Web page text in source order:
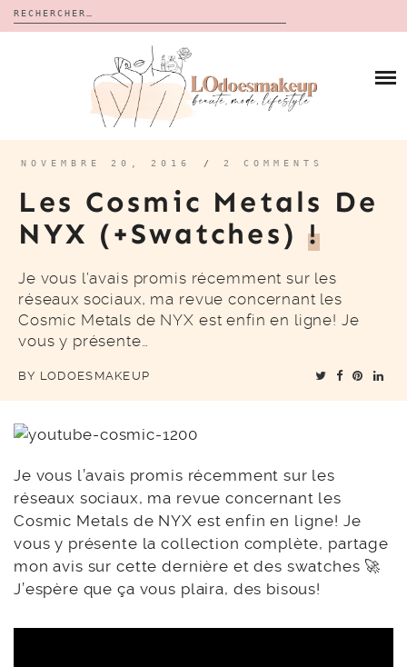
Rechercher :
CALENDRIERS DE L’AVENT
BON PLAN
À PROPOS
CONTACT
NOVEMBRE 20, 2016 / 2 COMMENTS
Les Cosmic Metals De
NYX (+swatches)!
Je vous l’avais promis récemment sur les
réseaux sociaux, ma revue concernant les
Cosmic Metals de NYX est enfin en ligne! Je
vous y présente…
BY LODOESMAKEUP
Je vous l’avais promis récemment sur les
réseaux sociaux, ma revue concernant les
Cosmic Metals de NYX est enfin en ligne! Je
vous y présente la collection complète, partage
mon avis sur cette dernière et des swatches 🚀
J’espère que ça vous plaira, des bisous!